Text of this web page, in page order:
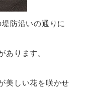
防沿いの通りに
ります。
美しい花を咲かせ